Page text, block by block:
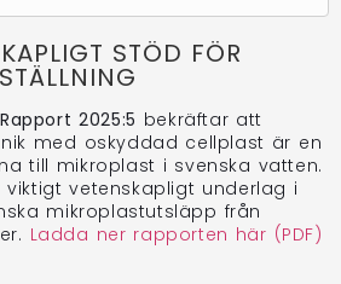
STÖD FÖR
Rapport 2025:5 bekräftar att
med oskyddad cellplast är en
till mikroplast i svenska vatten.
vetenskapligt underlag i
mikroplastutsläpp från
Ladda ner rapporten här (PDF)